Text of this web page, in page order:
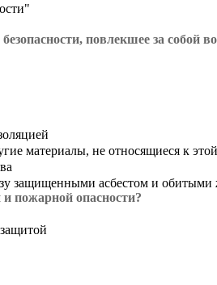
повлекшее за собой
материалы, не относящиеся к
защищенными асбестом и обитыми
пожарной опасности?